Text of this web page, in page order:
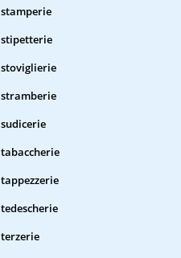
stamperie
stipetterie
stoviglierie
stramberie
sudicerie
tabaccherie
tappezzerie
tedescherie
terzerie